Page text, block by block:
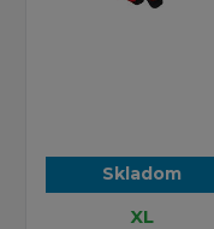
Skladom
XL